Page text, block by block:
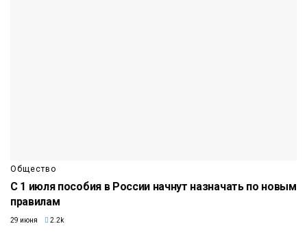
Общество
С 1 июля пособия в России начнут назначать по новым
правилам
29 июня 2.2k